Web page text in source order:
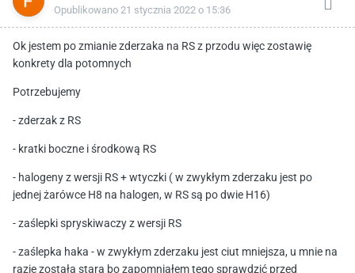
Opublikowano 21 stycznia 2022 o 15:36
Ok jestem po zmianie zderzaka na RS z przodu więc zostawię
konkrety dla potomnych
Potrzebujemy
- zderzak z RS
- kratki boczne i środkową RS
- halogeny z wersji RS + wtyczki ( w zwykłym zderzaku jest po
jednej żarówce H8 na halogen, w RS są po dwie H16)
- zaślepki spryskiwaczy z wersji RS
- zaślepka haka - w zwykłym zderzaku jest ciut mniejsza, u mnie na
razie została stara bo zapomniałem tego sprawdzić przed